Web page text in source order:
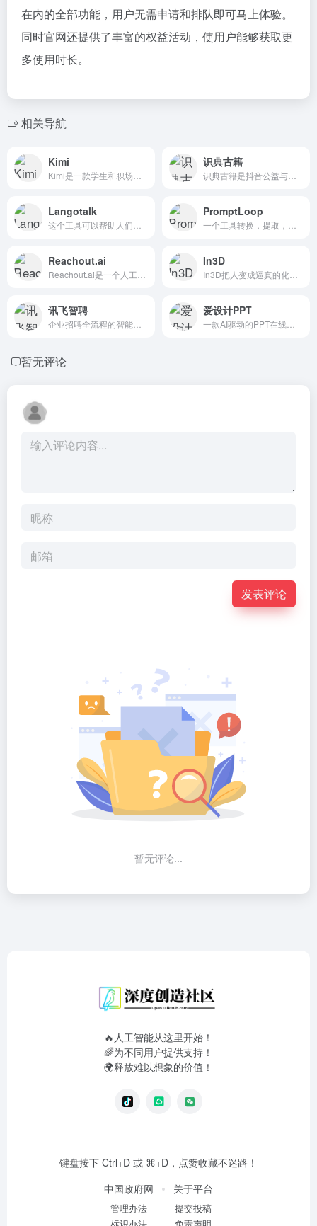
在内的全部功能，用户无需申请和排队即可马上体验。
同时官网还提供了丰富的权益活动，使用户能够获取更
多使用时长。
相关导航
Kimi 识典古籍
Langotalk PromptLoop
Reachout.ai In3D
讯飞智聘 爱设计PPT
暂无评论
发表评论
暂无评论...
🔥人工智能从这里开始！
🌈为不同用户提供支持！
🌍释放难以想象的价值！
键盘按下 Ctrl+D 或 ⌘+D，点赞收藏不迷路！
中国政府网
管理办法
关于平台
提交投稿